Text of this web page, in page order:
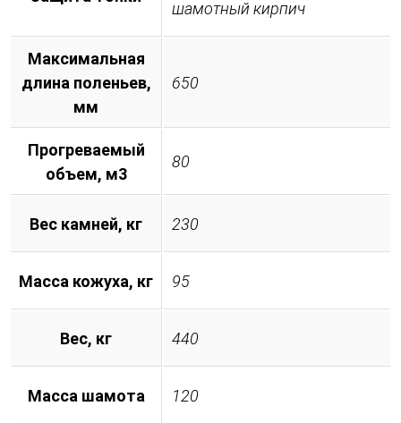
шамотный кирпич
Максимальная
длина поленьев,
мм
650
Прогреваемый
объем, м3
80
Вес камней, кг 230
Масса кожуха, кг 95
Вес, кг 440
Масса шамота 120